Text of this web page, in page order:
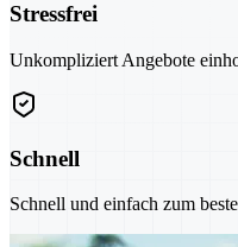
Stressfrei
Unkompliziert Angebote
Schnell
Schnell und einfach zum